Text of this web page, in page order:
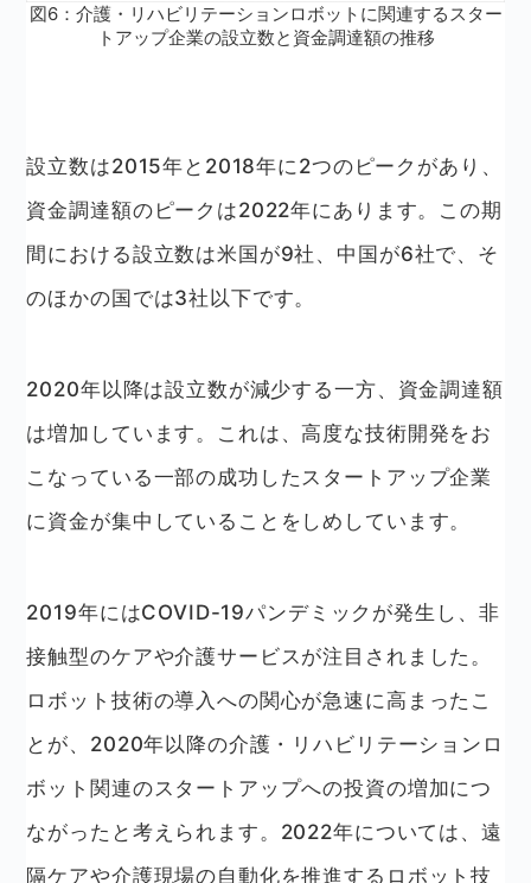
図6：介護・リハビリテーションロボットに関連するスター
トアップ企業の設立数と資金調達額の推移
設立数は2015年と2018年に2つのピークがあり、
資金調達額のピークは2022年にあります。この期
間における設立数は米国が9社、中国が6社で、そ
のほかの国では3社以下です。
2020年以降は設立数が減少する一方、資金調達額
は増加しています。これは、高度な技術開発をお
こなっている一部の成功したスタートアップ企業
に資金が集中していることをしめしています。
2019年にはCOVID-19パンデミックが発生し、非
接触型のケアや介護サービスが注目されました。
ロボット技術の導入への関心が急速に高まったこ
とが、2020年以降の介護・リハビリテーションロ
ボット関連のスタートアップへの投資の増加につ
ながったと考えられます。2022年については、遠
隔ケアや介護現場の自動化を推進するロボット技